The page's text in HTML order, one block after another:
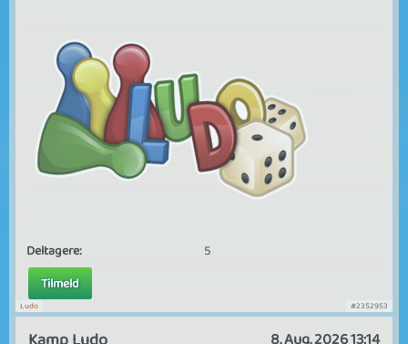
Deltagere:
5
Tilmeld
Ludo #2352953